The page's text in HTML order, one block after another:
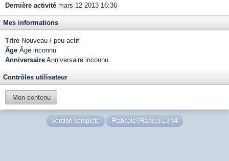
Dernière activité mars 12 2013 16:36
Mes informations
Titre Nouveau / peu actif
Âge Âge inconnu
Anniversaire Anniversaire inconnu
Contrôles utilisateur
Mon contenu
Version complète Français (France) LS v4